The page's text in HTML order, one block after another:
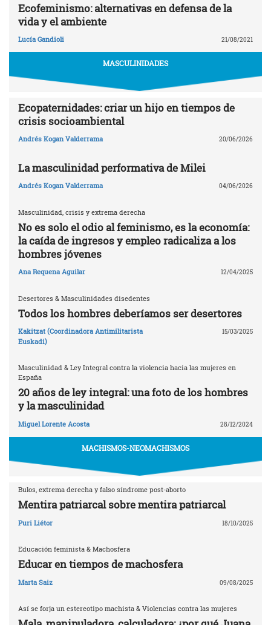
Ecofeminismo: alternativas en defensa de la
vida y el ambiente
Lucía Gandioli 21/08/2021
MASCULINIDADES
Ecopaternidades: criar un hijo en tiempos de
crisis socioambiental
Andrés Kogan Valderrama 20/06/2026
La masculinidad performativa de Milei
Andrés Kogan Valderrama 04/06/2026
Masculinidad, crisis y extrema derecha
No es solo el odio al feminismo, es la economía:
la caída de ingresos y empleo radicaliza a los
hombres jóvenes
Ana Requena Aguilar 12/04/2025
Desertores & Masculinidades disedentes
Todos los hombres deberíamos ser desertores
Kakitzat (Coordinadora Antimilitarista
Euskadi)
15/03/2025
Masculinidad & Ley Integral contra la violencia hacia las mujeres en
España
20 años de ley integral: una foto de los hombres
y la masculinidad
Miguel Lorente Acosta 28/12/2024
MACHISMOS-NEOMACHISMOS
Bulos, extrema derecha y falso síndrome post-aborto
Mentira patriarcal sobre mentira patriarcal
Puri Liétor 18/10/2025
Educación feminista & Machosfera
Educar en tiempos de machosfera
Marta Saiz 09/08/2025
Así se forja un estereotipo machista & Violencias contra las mujeres